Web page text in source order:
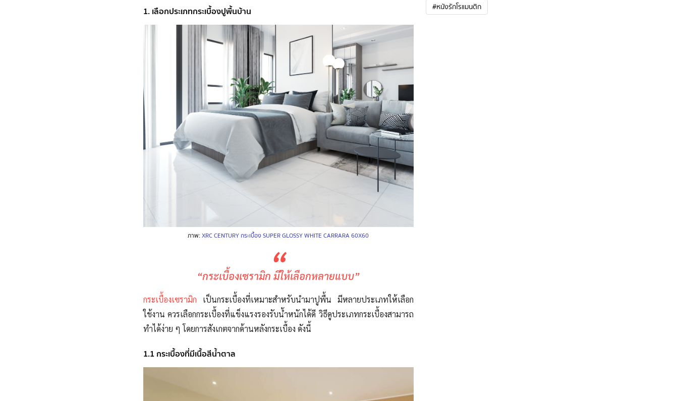
1. เลือกประเภทกระเบื้องปูพื้นบ้าน
ภาพ:XRC CENTURY กระเบื้อง SUPER GLOSSY WHITE CARRARA 60X60
“
“กระเบื้องเซรามิก มีให้เลือกหลายแบบ”
กระเบื้องเซรามิก เป็นกระเบื้องที่เหมาะสำหรับนำมาปูพื้น มีหลายประเภทให้เลือก
ใช้งานควรเลือกกระเบื้องที่แข็งแรงรองรับน้ำหนักได้ดี วิธีดูประเภทกระเบื้องสามารถ
ทำได้ง่าย ๆ โดยการสังเกตจากด้านหลังกระเบื้อง ดังนี้
1.1 กระเบื้องที่มีเนื้อสีน้ำตาล
#หนังรักโรแมนติก